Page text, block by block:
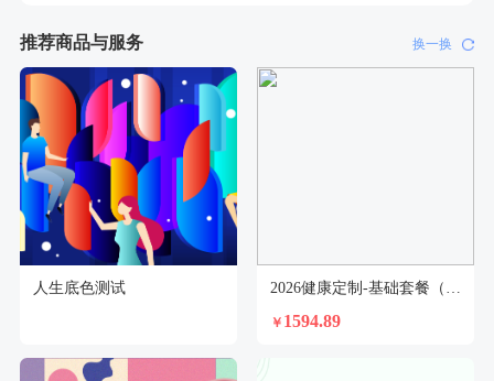
推荐商品与服务 换一换
人生底色测试
￥ 1594.89